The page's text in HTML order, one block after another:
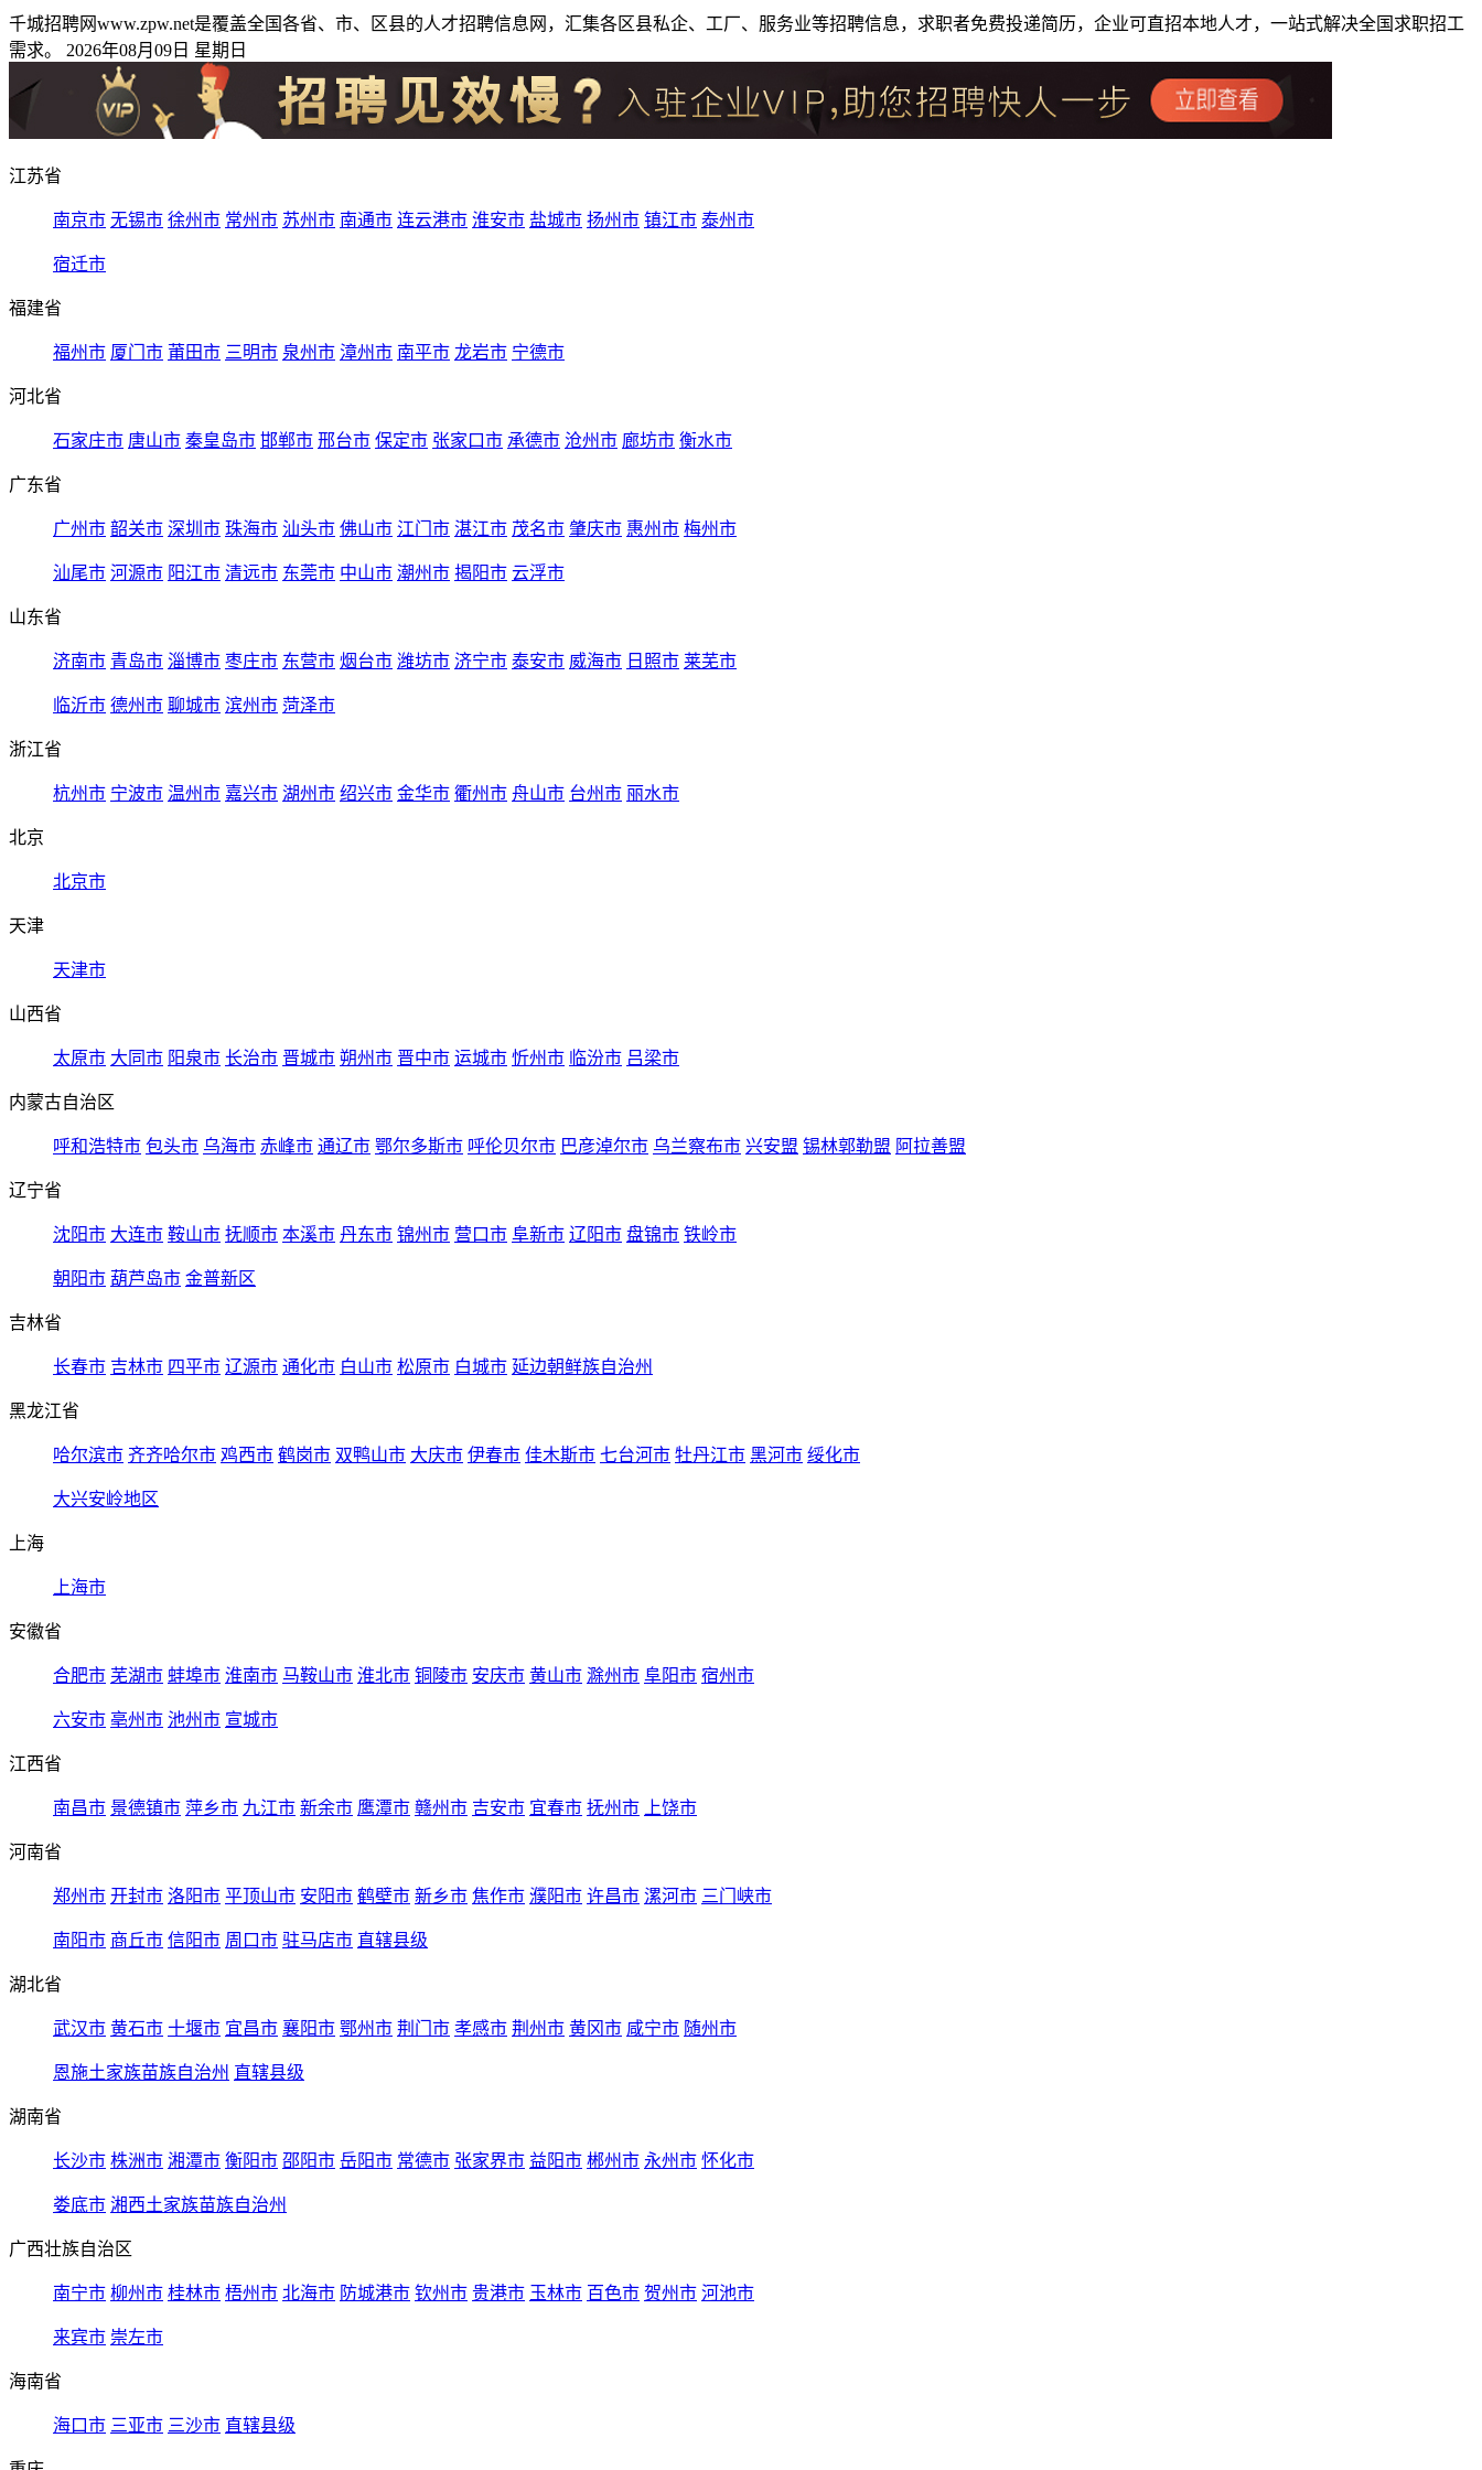
千城招聘网www.zpw.net是覆盖全国各省、市、区县的人才招聘信息网，汇集各区县私企、工厂、服务业等招聘信息，求职者免费投递简历，企业可直招本地人才，一站式解决全国求职招工
需求。 2026年08月09日 星期日
江苏省
南京市 无锡市 徐州市 常州市 苏州市 南通市 连云港市 淮安市 盐城市 扬州市 镇江市 泰州市
宿迁市
福建省
福州市 厦门市 莆田市 三明市 泉州市 漳州市 南平市 龙岩市 宁德市
河北省
石家庄市 唐山市 秦皇岛市 邯郸市 邢台市 保定市 张家口市 承德市 沧州市 廊坊市 衡水市
广东省
广州市 韶关市 深圳市 珠海市 汕头市 佛山市 江门市 湛江市 茂名市 肇庆市 惠州市 梅州市
汕尾市 河源市 阳江市 清远市 东莞市 中山市 潮州市 揭阳市 云浮市
山东省
济南市 青岛市 淄博市 枣庄市 东营市 烟台市 潍坊市 济宁市 泰安市 威海市 日照市 莱芜市
临沂市 德州市 聊城市 滨州市 菏泽市
浙江省
杭州市 宁波市 温州市 嘉兴市 湖州市 绍兴市 金华市 衢州市 舟山市 台州市 丽水市
北京
北京市
天津
天津市
山西省
太原市 大同市 阳泉市 长治市 晋城市 朔州市 晋中市 运城市 忻州市 临汾市 吕梁市
内蒙古自治区
呼和浩特市 包头市 乌海市 赤峰市 通辽市 鄂尔多斯市 呼伦贝尔市 巴彦淖尔市 乌兰察布市 兴安盟 锡林郭勒盟 阿拉善盟
辽宁省
沈阳市 大连市 鞍山市 抚顺市 本溪市 丹东市 锦州市 营口市 阜新市 辽阳市 盘锦市 铁岭市
朝阳市 葫芦岛市 金普新区
吉林省
长春市 吉林市 四平市 辽源市 通化市 白山市 松原市 白城市 延边朝鲜族自治州
黑龙江省
哈尔滨市 齐齐哈尔市 鸡西市 鹤岗市 双鸭山市 大庆市 伊春市 佳木斯市 七台河市 牡丹江市 黑河市 绥化市
大兴安岭地区
上海
上海市
安徽省
合肥市 芜湖市 蚌埠市 淮南市 马鞍山市 淮北市 铜陵市 安庆市 黄山市 滁州市 阜阳市 宿州市
六安市 亳州市 池州市 宣城市
江西省
南昌市 景德镇市 萍乡市 九江市 新余市 鹰潭市 赣州市 吉安市 宜春市 抚州市 上饶市
河南省
郑州市 开封市 洛阳市 平顶山市 安阳市 鹤壁市 新乡市 焦作市 濮阳市 许昌市 漯河市 三门峡市
南阳市 商丘市 信阳市 周口市 驻马店市 直辖县级
湖北省
武汉市 黄石市 十堰市 宜昌市 襄阳市 鄂州市 荆门市 孝感市 荆州市 黄冈市 咸宁市 随州市
恩施土家族苗族自治州 直辖县级
湖南省
长沙市 株洲市 湘潭市 衡阳市 邵阳市 岳阳市 常德市 张家界市 益阳市 郴州市 永州市 怀化市
娄底市 湘西土家族苗族自治州
广西壮族自治区
南宁市 柳州市 桂林市 梧州市 北海市 防城港市 钦州市 贵港市 玉林市 百色市 贺州市 河池市
来宾市 崇左市
海南省
海口市 三亚市 三沙市 直辖县级